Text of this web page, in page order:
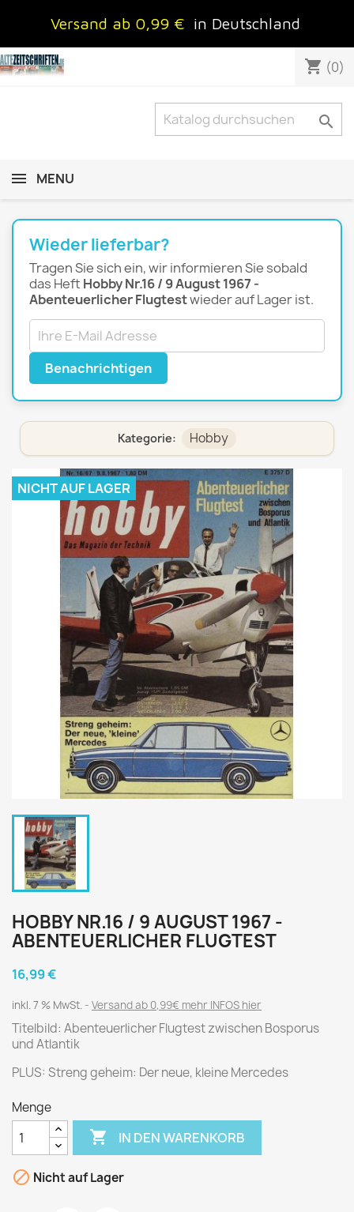
Versand ab 0,99 € in Deutschland
shopping_cart (0)

MENU
Wieder lieferbar?
Tragen Sie sich ein, wir informieren Sie sobald
das Heft Hobby Nr.16 / 9 August 1967 -
Abenteuerlicher Flugtestwieder auf Lager ist.
Benachrichtigen
Kategorie: Hobby
NICHT AUF LAGER
HOBBY NR.16 / 9 AUGUST 1967 -
ABENTEUERLICHER FLUGTEST
16,99 €
inkl. 7 % MwSt. Versand ab 0,99€ mehr INFOS hier
Titelbild: Abenteuerlicher Flugtest zwischen Bosporus
und Atlantik
PLUS: Streng geheim: Der neue, kleine Mercedes
Menge
 IN DEN WARENKORB
 Nicht auf Lager